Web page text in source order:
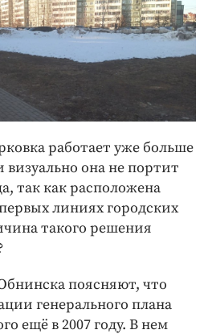
работает уже больше
визуально она не портит
так как расположена
линиях городских
такого решения
поясняют, что
генерального плана
ещё в 2007 году. В нем